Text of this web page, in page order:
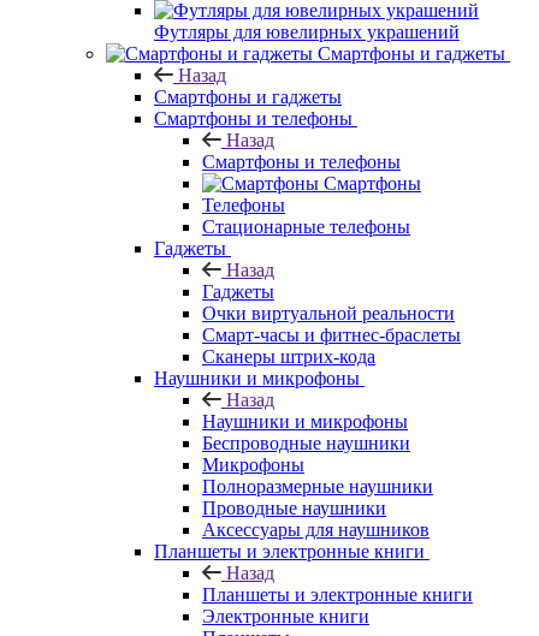
Футляры для ювелирных украшений
Смартфоны и гаджеты
Назад
Смартфоны и гаджеты
Смартфоны и телефоны
Назад
Смартфоны и телефоны
Смартфоны
Телефоны
Стационарные телефоны
Гаджеты
Назад
Гаджеты
Очки виртуальной реальности
Смарт-часы и фитнес-браслеты
Сканеры штрих-кода
Наушники и микрофоны
Назад
Наушники и микрофоны
Беспроводные наушники
Микрофоны
Полноразмерные наушники
Проводные наушники
Аксессуары для наушников
Планшеты и электронные книги
Назад
Планшеты и электронные книги
Электронные книги